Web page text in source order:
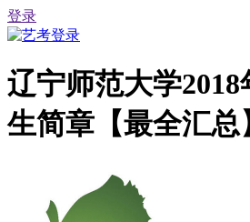
登录
辽宁师范大学
生简章【最全汇总